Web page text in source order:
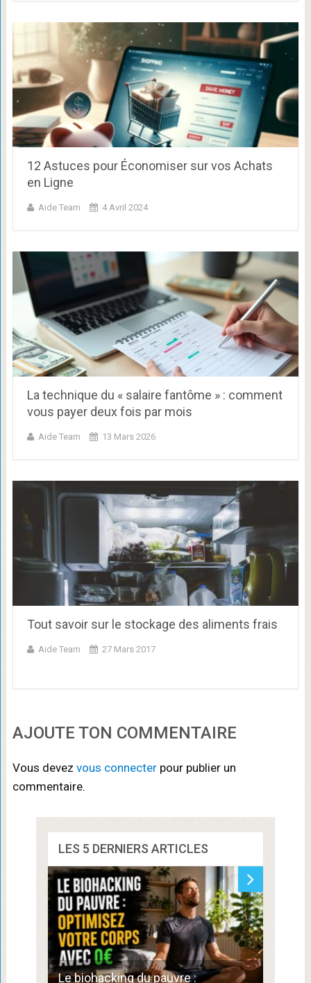
12 Astuces pour Économiser sur vos Achats
en Ligne
Aide Team 4 Avril 2024
La technique du « salaire fantôme » : comment
vous payer deux fois par mois
Aide Team 13 Mars 2026
Tout savoir sur le stockage des aliments frais
Aide Team 27 Mars 2017
AJOUTE TON COMMENTAIRE
Vous devez vous connecterpour publier un
commentaire.
LES 5 DERNIERS ARTICLES
Le biohacking du pauvre :